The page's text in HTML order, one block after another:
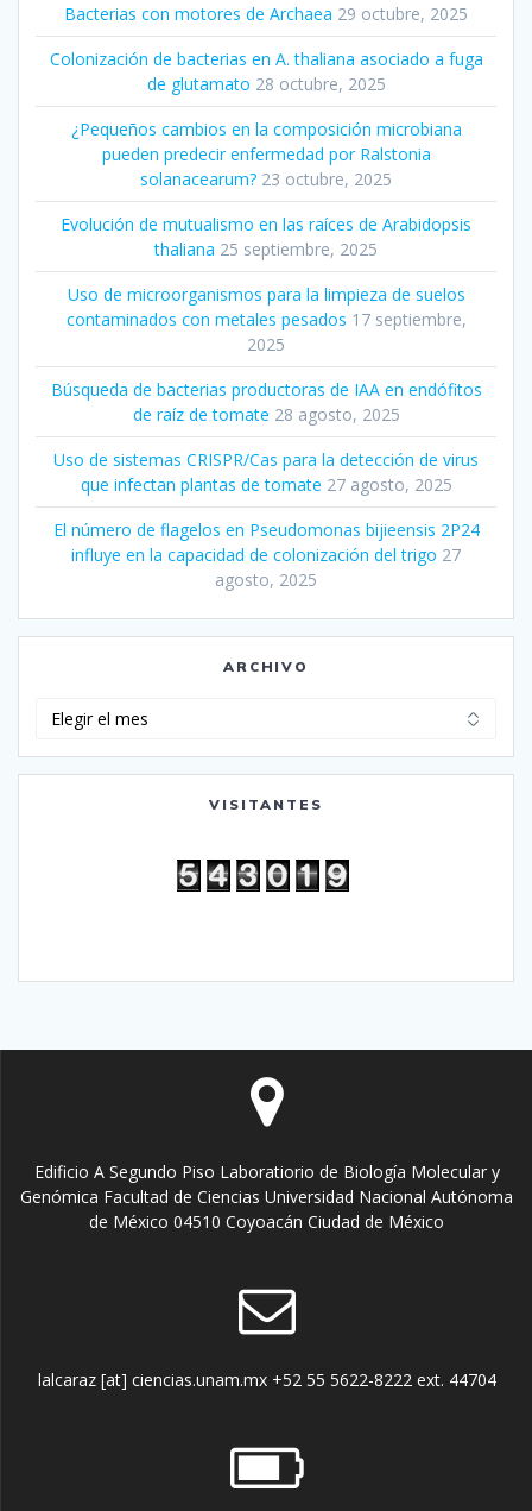
Bacterias con motores de Archaea 29 octubre, 2025
Colonización de bacterias en A. thaliana asociado a fuga
de glutamato 28 octubre, 2025
¿Pequeños cambios en la composición microbiana
pueden predecir enfermedad por Ralstonia
solanacearum? 23 octubre, 2025
Evolución de mutualismo en las raíces de Arabidopsis
thaliana 25 septiembre, 2025
Uso de microorganismos para la limpieza de suelos
contaminados con metales pesados 17 septiembre,
2025
Búsqueda de bacterias productoras de IAA en endófitos
de raíz de tomate 28 agosto, 2025
Uso de sistemas CRISPR/Cas para la detección de virus
que infectan plantas de tomate 27 agosto, 2025
El número de flagelos en Pseudomonas bijieensis 2P24
influye en la capacidad de colonización del trigo 27
agosto, 2025
ARCHIVO
VISITANTES
Edificio A Segundo Piso Laboratiorio de Biología Molecular y
Genómica Facultad de Ciencias Universidad Nacional Autónoma
de México 04510 Coyoacán Ciudad de México
lalcaraz [at] ciencias.unam.mx +52 55 5622-8222 ext. 44704